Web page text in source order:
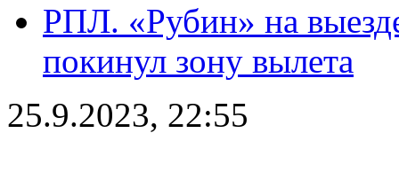
РПЛ. «Рубин» на
покинул зону вылета
25.9.2023, 22:55